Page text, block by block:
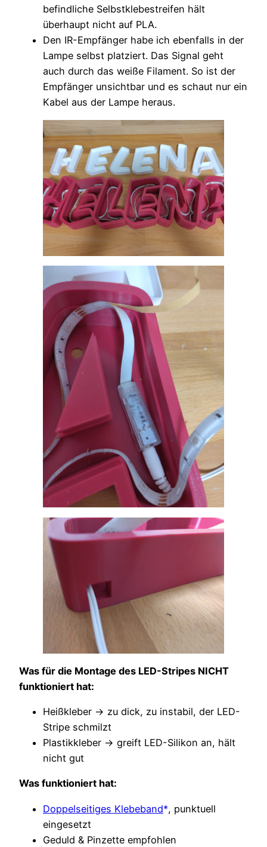
befindliche Selbstklebestreifen hält
überhaupt nicht auf PLA.
Den IR-Empfänger habe ich ebenfalls in der
Lampe selbst platziert. Das Signal geht
auch durch das weiße Filament. So ist der
Empfänger unsichtbar und es schaut nur ein
Kabel aus der Lampe heraus.
Was für die Montage des LED-Stripes NICHT
funktioniert hat:
Heißkleber → zu dick, zu instabil, der LED-
Stripe schmilzt
Plastikkleber → greift LED-Silikon an, hält
nicht gut
Was funktioniert hat:
Doppelseitiges Klebeband , punktuell
eingesetzt
Geduld & Pinzette empfohlen